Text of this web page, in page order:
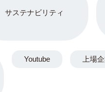
サステナビリティ
Youtube 上場